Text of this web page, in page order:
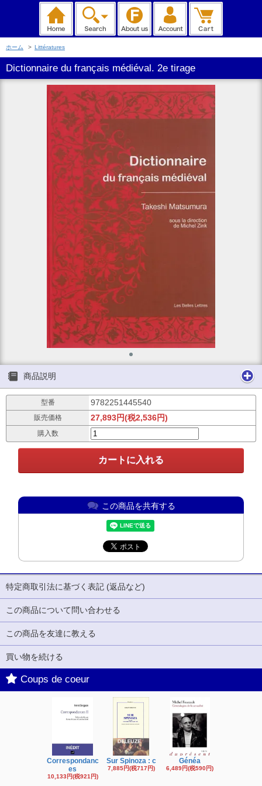
ホーム > Littératures
Dictionnaire du français médiéval. 2e tirage
商品説明
型番 9782251445540
販売価格 27,893円(税2,536円)
購入数
この商品を共有する
特定商取引法に基づく表記 (返品など)
この商品について問い合わせる
この商品を友達に教える
買い物を続ける
Coups de coeur
Correspondanc
es
10,133円(税921円)
Sur Spinoza : c
7,885円(税717円)
Généa
6,489円(税590円)